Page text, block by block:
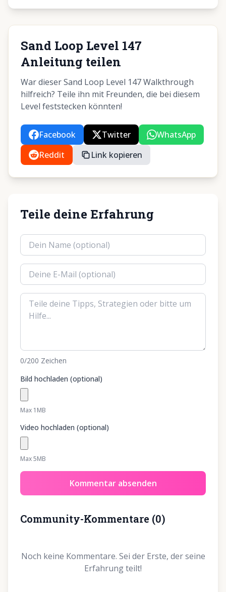
Sand Loop Level 147
Anleitung teilen
War dieser Sand Loop Level 147 Walkthrough
hilfreich? Teile ihn mit Freunden, die bei diesem
Level feststecken könnten!
Facebook Twitter
WhatsApp
Reddit
Link kopieren
Teile deine Erfahrung
0/200 Zeichen
Bild hochladen (optional)
Max 1MB
Video hochladen (optional)
Max 5MB
Kommentar absenden
Community-Kommentare (0)
Noch keine Kommentare. Sei der Erste, der seine
Erfahrung teilt!